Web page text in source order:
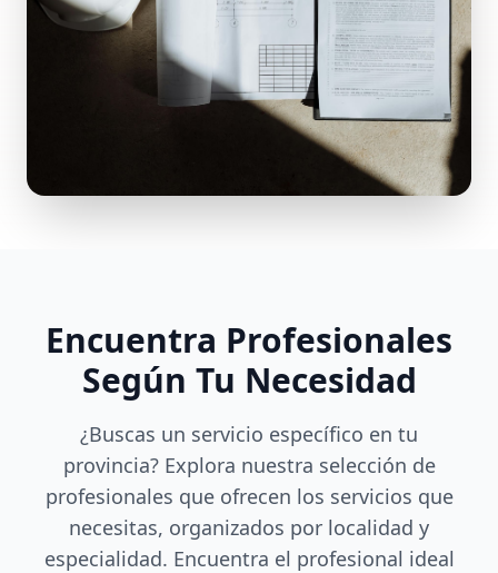
Encuentra Profesionales
Según Tu Necesidad
¿Buscas un servicio específico en tu
provincia? Explora nuestra selección de
profesionales que ofrecen los servicios que
necesitas, organizados por localidad y
especialidad. Encuentra el profesional ideal